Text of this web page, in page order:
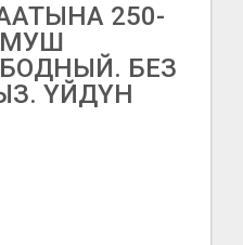
250-
БЕЗ
ҮЙДҮН